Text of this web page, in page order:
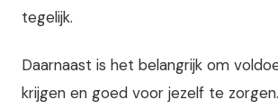
tegelijk.
Daarnaast is het belangrijk om
krijgen en goed voor jezelf te